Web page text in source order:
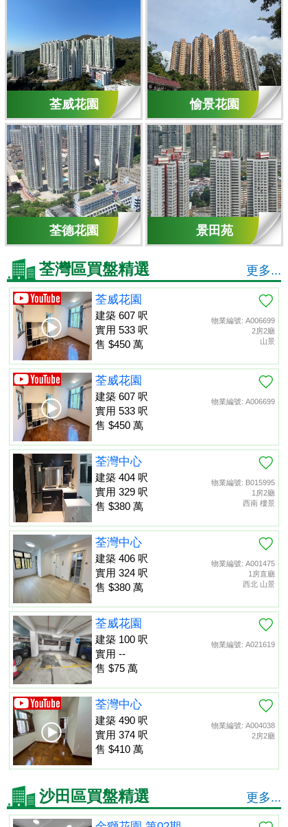
荃威花園
荃德花園
愉景花園
景田苑
荃灣區買盤精選 更多...
物業編號: A006699
2房2廳
山景
荃威花園
建築 607 呎
實用 533 呎
售 $450 萬
物業編號: A006699
荃威花園
建築 607 呎
實用 533 呎
售 $450 萬
物業編號: B015995
1房2廳
西南 樓景
荃灣中心
建築 404 呎
實用 329 呎
售 $380 萬
物業編號: A001475
1房直廳
西北 山景
荃灣中心
建築 406 呎
實用 324 呎
售 $380 萬
物業編號: A021619
荃威花園
建築 100 呎
實用 --
售 $75 萬
物業編號: A004038
2房2廳
荃灣中心
建築 490 呎
實用 374 呎
售 $410 萬
沙田區買盤精選 更多...